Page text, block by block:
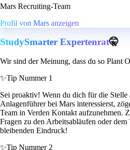
Mars Recruiting-Team
Profil von Mars anzeigen
StudySmarter Expertenrat🤫
Wir sind der Meinung, dass du so Plant
✨Tip Nummer 1
Sei proaktiv! Wenn du dich für die Stelle
Anlagenführer bei Mars interessierst,
Team in Verden Kontakt aufzunehmen.
Fragen zu den Arbeitsabläufen oder dem
bleibenden Eindruck!
✨Tip Nummer 2